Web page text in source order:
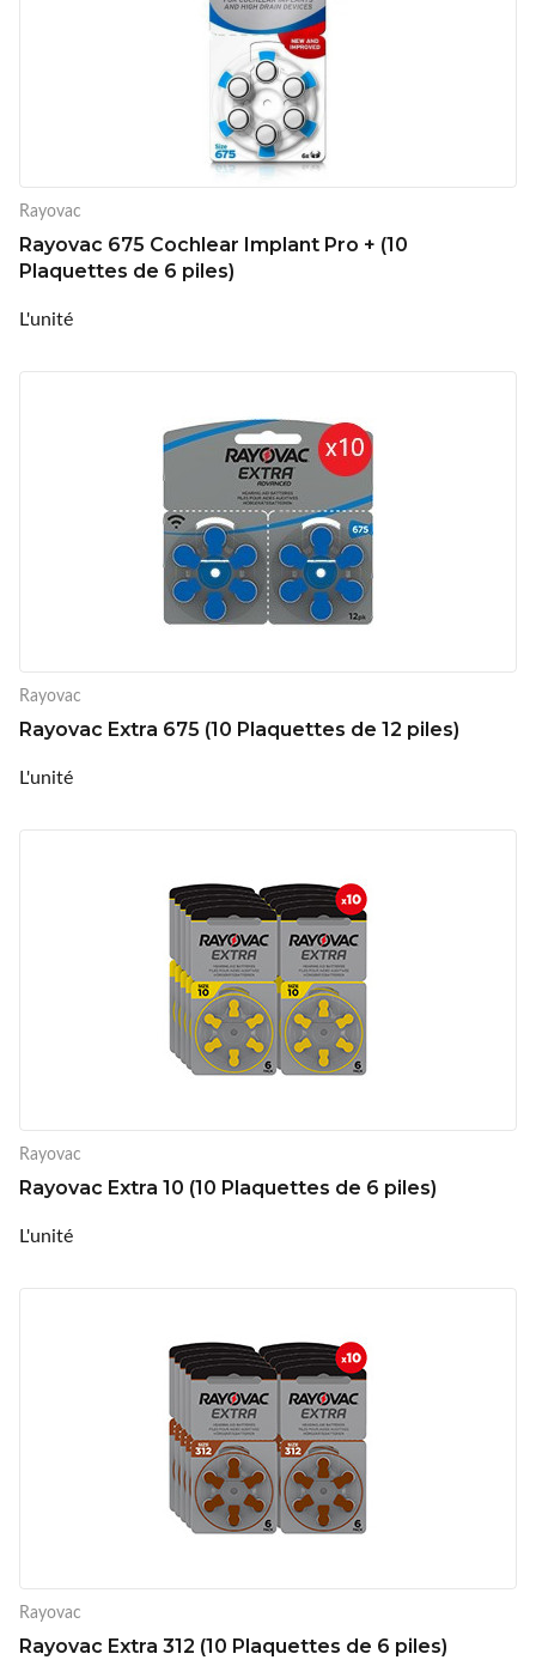
Rayovac
Rayovac 675 Cochlear Implant Pro + (10
Plaquettes de 6 piles)
L'unité
Rayovac
Rayovac Extra 675 (10 Plaquettes de 12 piles)
L'unité
Rayovac
Rayovac Extra 10 (10 Plaquettes de 6 piles)
L'unité
Rayovac
Rayovac Extra 312 (10 Plaquettes de 6 piles)